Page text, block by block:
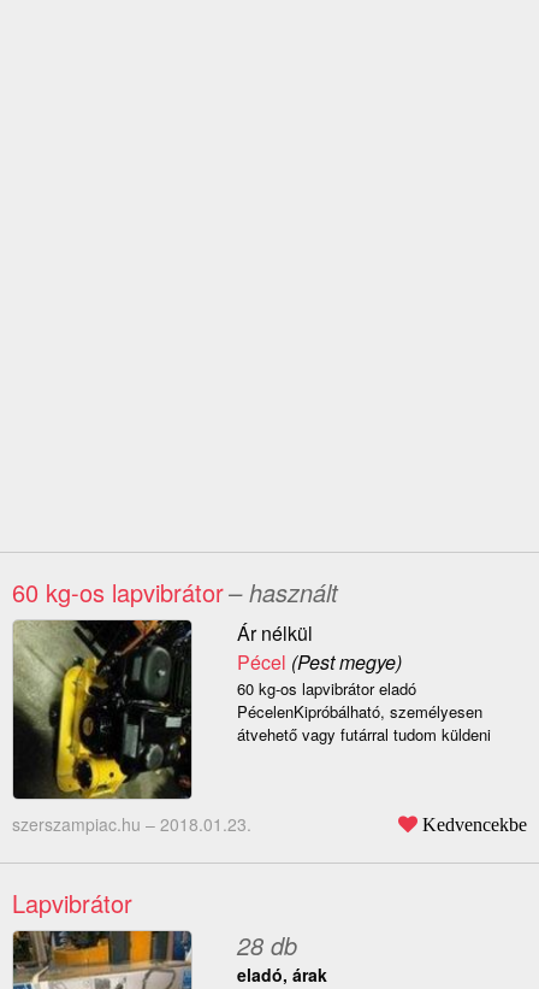
60 kg-os lapvibrátor– használt
Ár nélkül
Pécel (Pest megye)
60 kg-os lapvibrátor eladó
PécelenKipróbálható, személyesen
átvehető vagy futárral tudom küldeni
szerszampiac.hu – 2018.01.23. Kedvencekbe
Lapvibrátor
28 db
eladó, árak